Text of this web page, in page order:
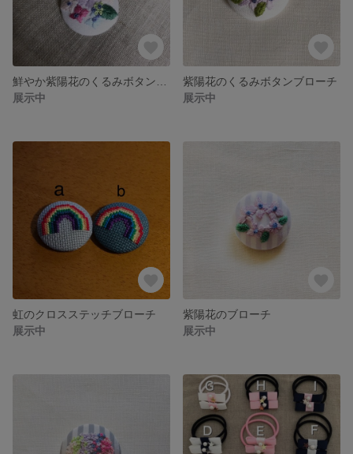
展示中
紫陽花のくるみボタンブローチ
展示中
虹のクロスステッチブローチ
展示中
紫陽花のブローチ
展示中